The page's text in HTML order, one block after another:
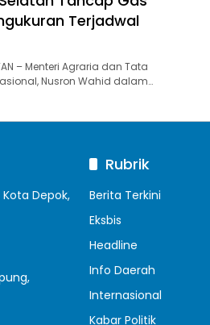
Terjadwal
– Menteri Agraria dan Tata
Nusron Wahid dalam…
Depok,
Rubrik
Berita Terkini
Eksbis
Headline
Info Daerah
Internasional
Kabar Politik